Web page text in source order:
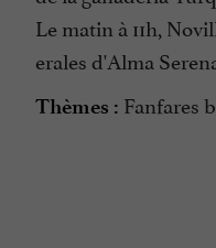
Le matin à 11h,
erales d'Alma
Thèmes : Fanfares